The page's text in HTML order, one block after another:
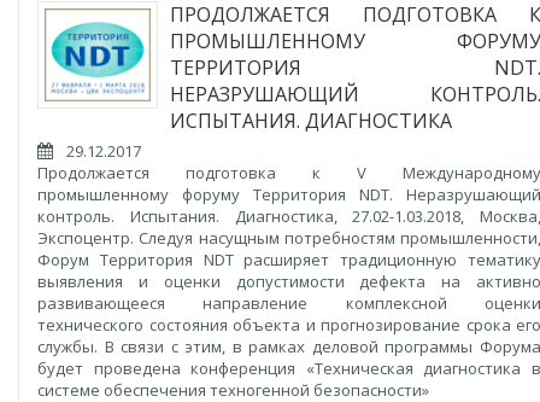
ПРОДОЛЖАЕТСЯ ПОДГОТОВКА К
ПРОМЫШЛЕННОМУ ФОРУМУ
ТЕРРИТОРИЯ NDT.
НЕРАЗРУШАЮЩИЙ КОНТРОЛЬ.
ИСПЫТАНИЯ. ДИАГНОСТИКА
29.12.2017
Продолжается подготовка к V Международному
промышленному форуму Территория NDT. Неразрушающий
контроль. Испытания. Диагностика, 27.02-1.03.2018, Москва,
Экспоцентр. Следуя насущным потребностям промышленности,
Форум Территория NDT расширяет традиционную тематику
выявления и оценки допустимости дефекта на активно
развивающееся направление комплексной оценки
технического состояния объекта и прогнозирование срока его
службы. В связи с этим, в рамках деловой программы Форума
будет проведена конференция «Техническая диагностика в
системе обеспечения техногенной безопасности»